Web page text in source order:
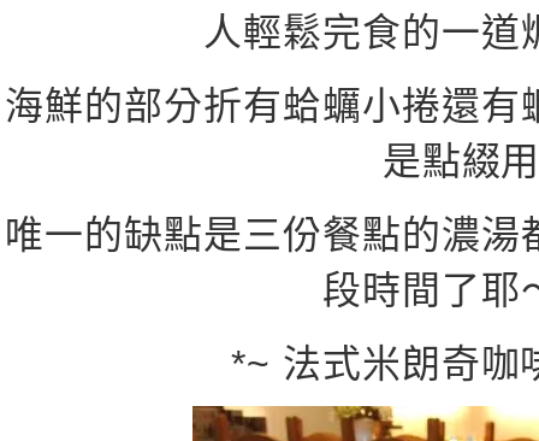
人輕鬆完食的一道
海鮮的部分折有蛤蠣小捲還
是點綴
唯一的缺點是三份餐點的濃
段時間了耶
*~ 法式米朗奇咖